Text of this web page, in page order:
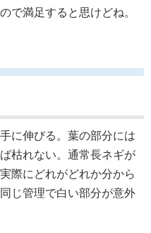
で満足すると思けどね。
に伸びる。葉の部分には
枯れない。通常長ネギが
際にどれがどれか分から
じ管理で白い部分が意外